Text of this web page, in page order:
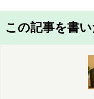
この記事を書